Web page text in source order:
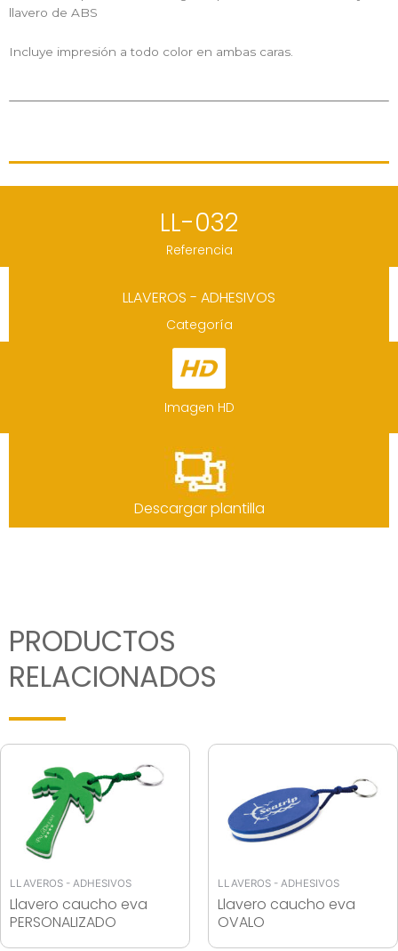
llavero de ABS
Incluye impresión a todo color en ambas caras.
LL-032
Referencia
LLAVEROS - ADHESIVOS
Categoría
Imagen HD
Descargar plantilla
PRODUCTOS
RELACIONADOS
LLAVEROS - ADHESIVOS
Llavero caucho eva
PERSONALIZADO
LLAVEROS - ADHESIVOS
Llavero caucho eva
OVALO